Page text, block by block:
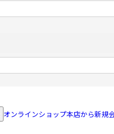
オンラインショップ本店から新規